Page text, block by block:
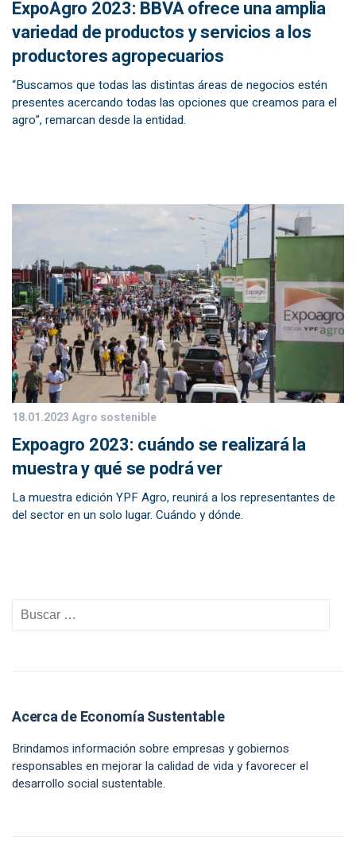
ExpoAgro 2023: BBVA ofrece una amplia
variedad de productos y servicios a los
productores agropecuarios
“Buscamos que todas las distintas áreas de negocios estén
presentes acercando todas las opciones que creamos para el
agro”, remarcan desde la entidad.
18.01.2023Agro sostenible
Expoagro 2023: cuándo se realizará la
muestra y qué se podrá ver
La muestra edición YPF Agro, reunirá a los representantes de
del sector en un solo lugar. Cuándo y dónde.
Acerca de Economía Sustentable
Brindamos información sobre empresas y gobiernos
responsables en mejorar la calidad de vida y favorecer el
desarrollo social sustentable.